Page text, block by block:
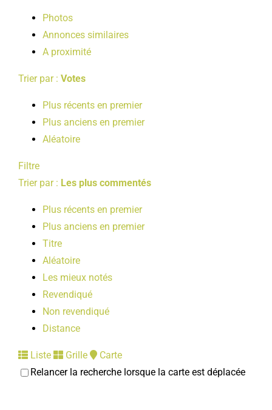
LOISIRS
PUBLICATIONS
Photos
Annonces similaires
A proximité
Trier par : Votes
Plus récents en premier
Plus anciens en premier
Aléatoire
Filtre
Trier par : Les plus commentés
Plus récents en premier
Plus anciens en premier
Titre
Aléatoire
Les mieux notés
Revendiqué
Non revendiqué
Distance
Liste Grille
Carte
Relancer la recherche lorsque la carte est déplacée